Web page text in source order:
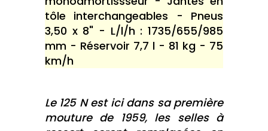
tôle interchangeables - Pneus
3,50 x 8" - L/l/h : 1735/655/985
mm - Réservoir 7,7 l - 81 kg - 75
km/h
Le 125 N est ici dans sa première
mouture de 1959, les selles à